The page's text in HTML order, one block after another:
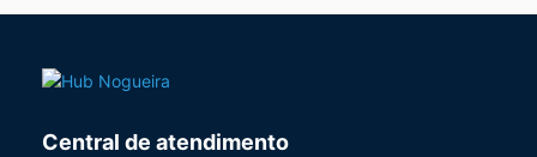
Central de atendimento